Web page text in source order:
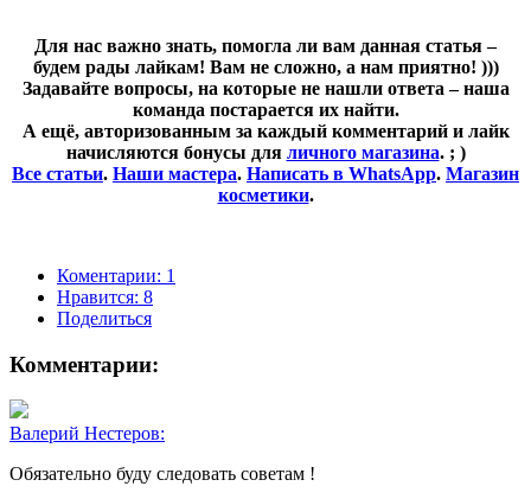
Для нас важно знать, помогла ли вам данная статья –
будем рады лайкам! Вам не сложно, а нам приятно! )))
Задавайте вопросы, на которые не нашли ответа – наша
команда постарается их найти.
А ещё, авторизованным за каждый комментарий и лайк
начисляются бонусы для личного магазина. ; )
Все статьи. Наши мастера. Написать в WhatsApp. Магазин
косметики.
Коментарии: 1
Нравится: 8
Поделиться
Комментарии:
Валерий Нестеров:
Обязательно буду следовать советам !